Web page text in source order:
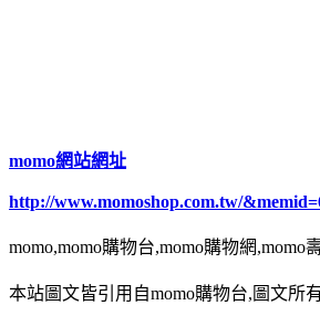
momo網站網址
http://www.momoshop.com.tw/
momo,momo購物台,momo購物網,momo
本站圖文皆引用自momo購物台,圖文所